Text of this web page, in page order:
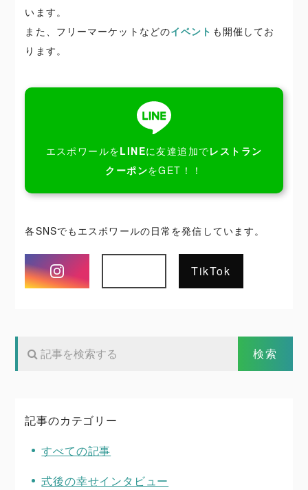
います。
また、フリーマーケットなどのイベント も開催してお
ります。
エスポワールをLINEに友達追加でレストラン
クーポンをGET！！
各SNSでもエスポワールの日常を発信しています。
Instagram
TikTok
記事のカテゴリー
すべての記事
式後の幸せインタビュー